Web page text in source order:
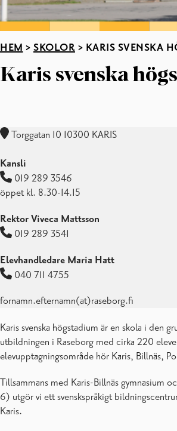
HEM > SKOLOR > KARIS SVENSKA
Karis svenska
Torggatan 10 10300 KARIS
Kansli
019 289 3546
öppet kl. 8.30-14.15
Rektor Viveca Mattsson
019 289 3541
Elevhandledare Maria Hatt
040 711 4755
fornamn.efternamn(at)raseborg.fi
Karis svenska högstadium är en skola i den
utbildningen i Raseborg med cirka 220
elevupptagningsområde hör Karis, Billnäs,
Tillsammans med Karis-Billnäs gymnasium
6) utgör vi ett svenskspråkigt
Karis.